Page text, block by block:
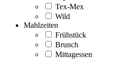
Tex-Mex
Wild
Mahlzeiten
Frühstück
Brunch
Mittagessen